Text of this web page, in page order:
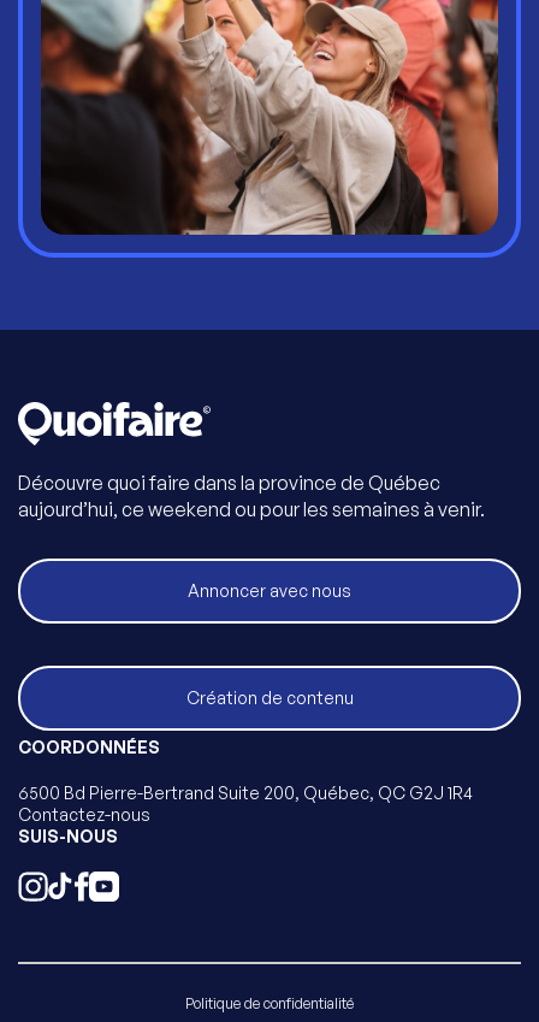
Découvre quoi faire dans la province de Québec
aujourd’hui, ce weekend ou pour les semaines à venir.
Annoncer avec nous
Création de contenu
COORDONNÉES
6500 Bd Pierre-Bertrand Suite 200, Québec, QC G2J 1R4
Contactez-nous
SUIS-NOUS
Politique de confidentialité